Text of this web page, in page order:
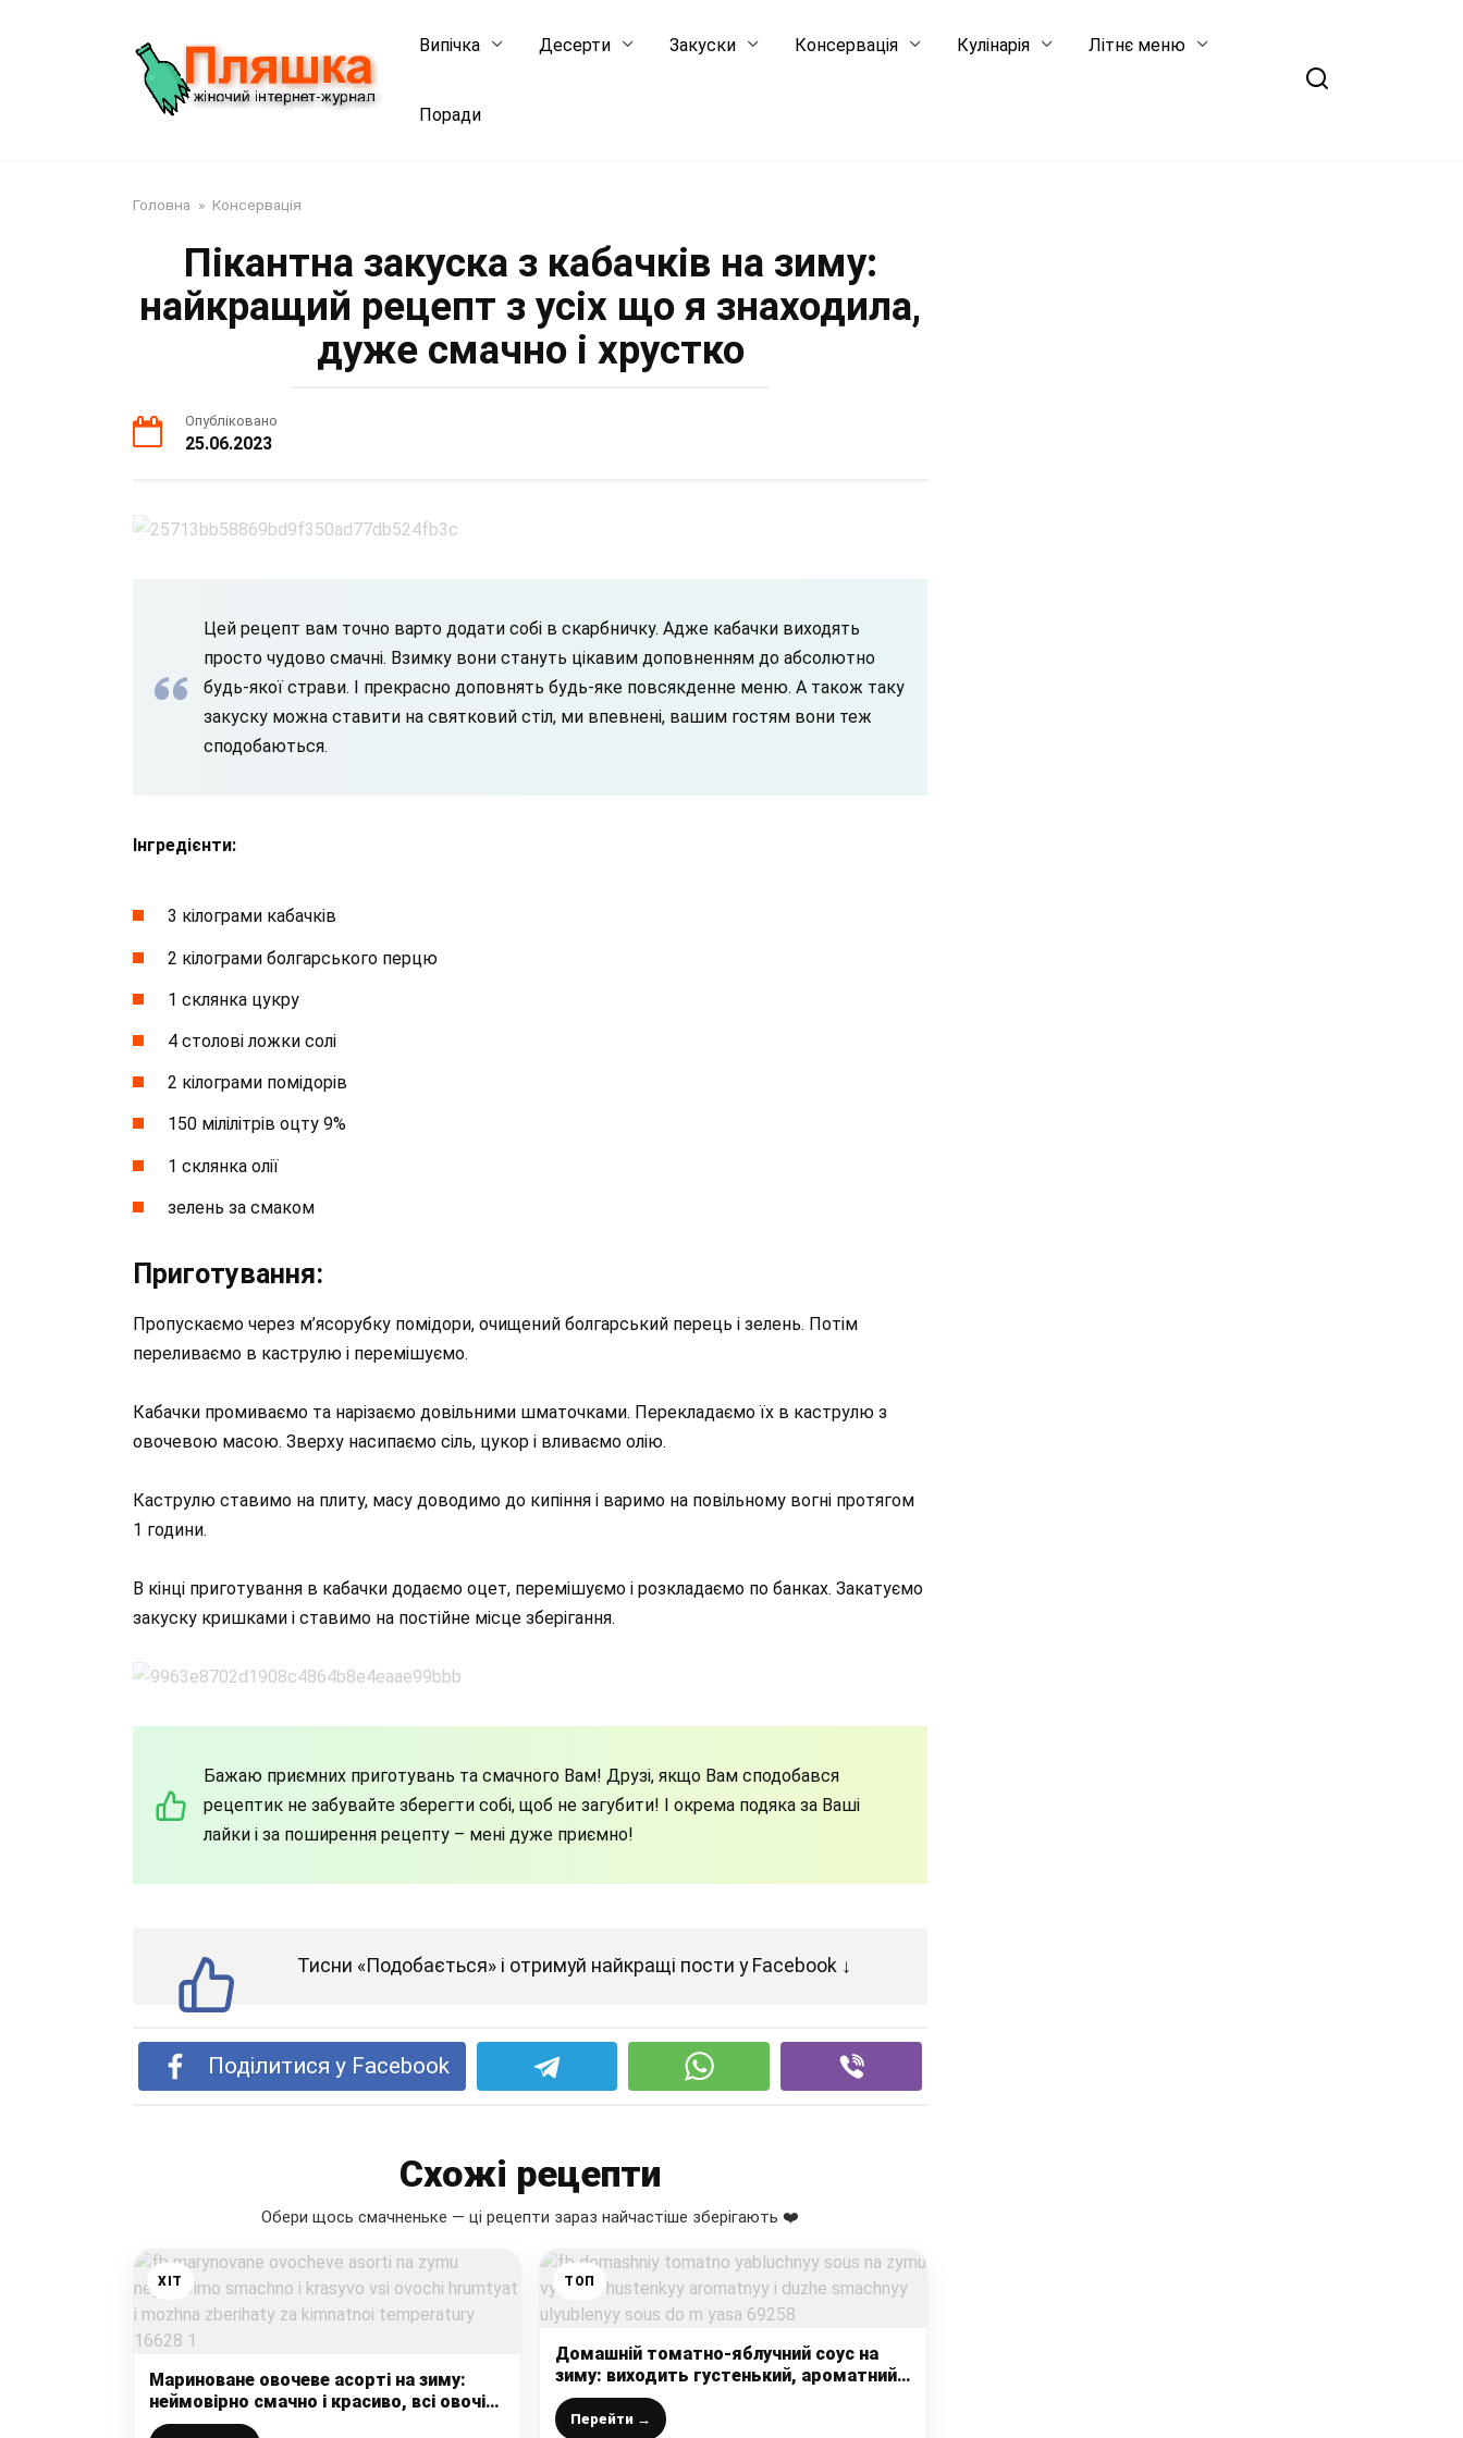
Випічка Десерти Закуски Консервація Кулінарія Літнє меню
Поради
Головна » Консервація
Пікантна закуска з кабачків на зиму:
найкращий рецепт з усіх що я знаходила,
дуже смачно і хрустко
Опубліковано
25.06.2023
Цей рецепт вам точно варто додати собі в скарбничку. Адже кабачки виходять
просто чудово смачні. Взимку вони стануть цікавим доповненням до абсолютно
будь-якої страви. І прекрасно доповнять будь-яке повсякденне меню. А також таку
закуску можна ставити на святковий стіл, ми впевнені, вашим гостям вони теж
сподобаються.
Інгредієнти:
3 кілограми кабачків
2 кілограми болгарського перцю
1 склянка цукру
4 столові ложки солі
2 кілограми помідорів
150 мілілітрів оцту 9%
1 склянка олії
зелень за смаком
Приготування:
Пропускаємо через м’ясорубку помідори, очищений болгарський перець і зелень. Потім
переливаємо в каструлю і перемішуємо.
Кабачки промиваємо та нарізаємо довільними шматочками. Перекладаємо їх в каструлю з
овочевою масою. Зверху насипаємо сіль, цукор і вливаємо олію.
Каструлю ставимо на плиту, масу доводимо до кипіння і варимо на повільному вогні протягом
1 години.
В кінці приготування в кабачки додаємо оцет, перемішуємо і розкладаємо по банках. Закатуємо
закуску кришками і ставимо на постійне місце зберігання.
Бажаю приємних приготувань та смачного Вам! Друзі, якщо Вам сподобався
рецептик не забувайте зберегти собі, щоб не загубити! І окрема подяка за Ваші
лайки і за поширення рецепту – мені дуже приємно!
Тисни «Подобається» і отримуй найкращі пости у Facebook ↓
Поділитися у Facebook
Схожі рецепти
Обери щось смачненьке — ці рецепти зараз найчастіше зберігають ❤️
ХІТ
Мариноване овочеве асорті на зиму:
неймовірно смачно і красиво, всі овочі
хрумтять і можна зберігати за
ТОП
Домашній томатно-яблучний соус на
зиму: виходить густенький, ароматний і
дуже смачний – улюблений соус до
м’яса
Перейти →